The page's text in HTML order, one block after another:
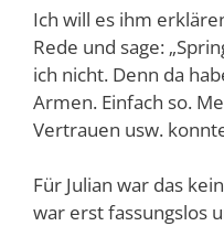
Ich will es ihm
Rede und sage:
ich nicht. Denn da
Armen. Einfach so.
Vertrauen usw.
Für Julian war das
war erst fassungslos